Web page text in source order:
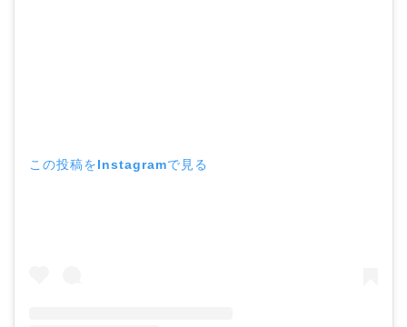
この投稿をInstagramで見る